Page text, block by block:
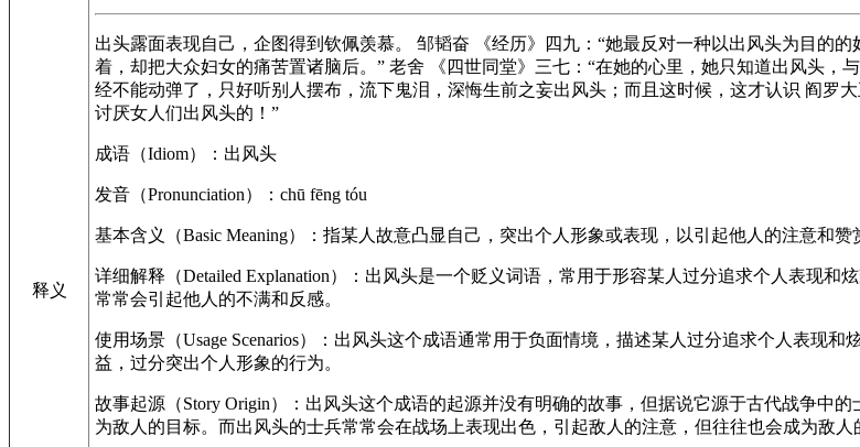
释义
出头露面表现自己，企图得到钦佩羡慕。 邹韬奋 《经历》
四九：“她最反对一种以出风头为目的
着，却把大众妇女的痛苦置诸脑后。” 老舍
《四世同堂》 三七：“在她的心里，她只知道出风头，
经不能动弹了，只好听别人摆布，流下鬼泪，深悔生前之妄出风头；而且这时候，这才认识 阎罗
讨厌女人们出风头的！”
成语（Idiom）：出风头
发音（Pronunciation）：chū fēng tóu
基本含义（Basic Meaning）：指某人故意凸显自己，突出个人形象或表现，以引起他人的注意和赞
详细解释（Detailed Explanation）：出风头是一个贬义词语，常用于形容某人过分追求个人表现
常常会引起他人的不满和反感。
使用场景（Usage Scenarios）：出风头这个成语通常用于负面情境，描述某人过分追求个人表现
益，过分突出个人形象的行为。
故事起源（Story Origin）：出风头这个成语的起源并没有明确的故事，但据说它源于古代战争中
为敌人的目标。而出风头的士兵常常会在战场上表现出色，引起敌人的注意，但往往也会成为敌